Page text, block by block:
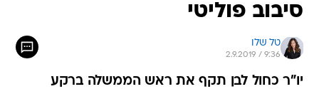
סיבוב פוליטי
טל שלו
2.9.2019 / 9:36
יו"ר כחול לבן תקף את ראש הממשלה ברקע